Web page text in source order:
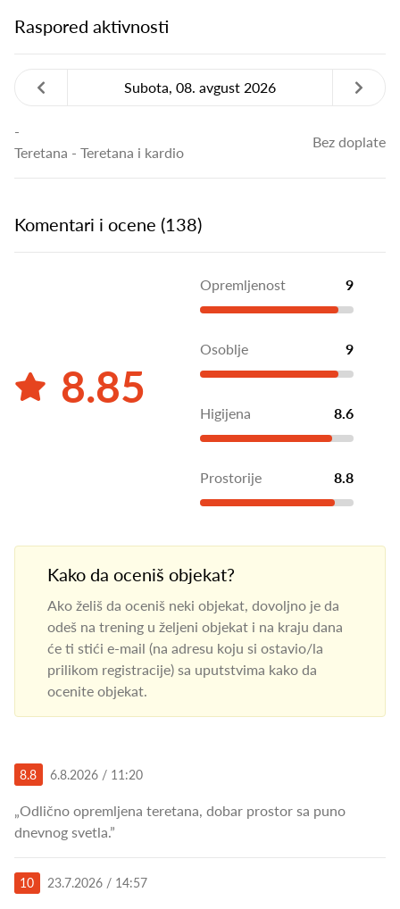
Raspored aktivnosti
Subota, 08. avgust 2026
-
Teretana - Teretana i kardio
Bez doplate
Komentari i ocene (138)
8.85
Opremljenost 9
Osoblje 9
Higijena 8.6
Prostorije 8.8
Kako da oceniš objekat?
Ako želiš da oceniš neki objekat, dovoljno je da
odeš na trening u željeni objekat i na kraju dana
će ti stići e-mail (na adresu koju si ostavio/la
prilikom registracije) sa uputstvima kako da
ocenite objekat.
8.8 6.8.2026 / 11:20
„Odlično opremljena teretana, dobar prostor sa puno
dnevnog svetla.”
10 23.7.2026 / 14:57